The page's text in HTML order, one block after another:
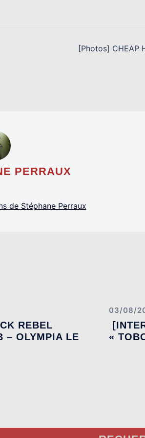
[Photos] CHEAP
PERRAUX
de Stéphane Perraux
REBEL
– OLYMPIA LE
03/08/
«